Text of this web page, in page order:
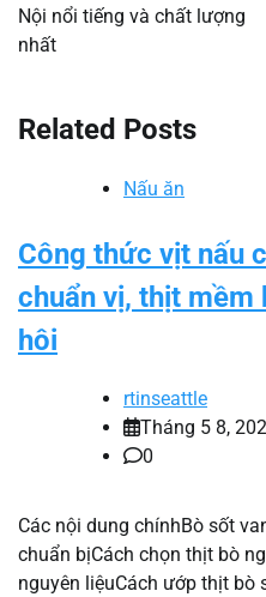
bài
Nội nổi tiếng và chất lượng
nhất
Related Posts
Nấu ăn
Công thức vịt nấu
chuẩn vị, thịt mềm
hôi
rtinseattle
Tháng 5 8,
0
Các nội dung chínhBò sốt
chuẩn bịCách chọn thịt bò
nguyên liệuCách ướp thịt bò